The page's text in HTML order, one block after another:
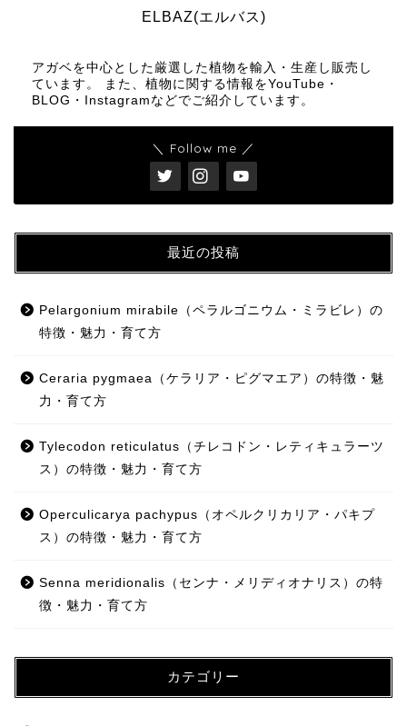
ELBAZ(エルバス)
アガベを中心とした厳選した植物を輸入・生産し販売し
ています。 また、植物に関する情報をYouTube・
BLOG・Instagramなどでご紹介しています。
＼ Follow me ／
最近の投稿
Pelargonium mirabile（ペラルゴニウム・ミラビレ）の
特徴・魅力・育て方
Ceraria pygmaea（ケラリア・ピグマエア）の特徴・魅
力・育て方
Tylecodon reticulatus（チレコドン・レティキュラーツ
ス）の特徴・魅力・育て方
Operculicarya pachypus（オペルクリカリア・パキプ
ス）の特徴・魅力・育て方
Senna meridionalis（センナ・メリディオナリス）の特
徴・魅力・育て方
カテゴリー